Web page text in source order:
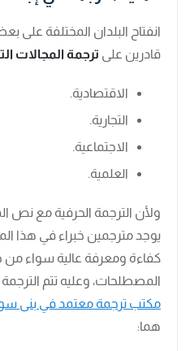
انفتاح البلدان المختلفة على
قادرين على ترجمة المجالات
الاقتصادية.
التجارية.
الاجتماعية.
العلمية.
ولأن الترجمة الحرفية مع نص
يوجد مترجمين خبراء في هذا
كفاءة ومعرفة عالية سواء من
المصطلحات، وعليه تتم
مكتب ترجمة معتمد في بنى
هما: